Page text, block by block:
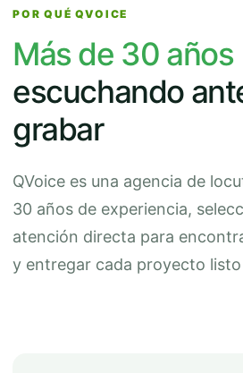
POR QUÉ QVOICE
Más de 30 años
escuchando
grabar
QVoice es una agencia de
30 años de experiencia,
atención directa para
y entregar cada proyecto